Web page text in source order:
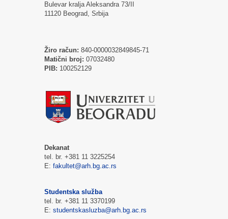
Bulevar kralja Aleksandra 73/II
11120 Beograd, Srbija
Žiro račun: 840-0000032849845-71
Matični broj: 07032480
PIB: 100252129
Dekanat
tel. br. +381 11 3225254
E: fakultet@arh.bg.ac.rs
Studentska služba
tel. br. +381 11 3370199
E: studentskasluzba@arh.bg.ac.rs